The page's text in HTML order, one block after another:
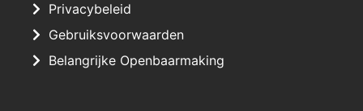
Privacybeleid
Gebruiksvoorwaarden
Belangrijke Openbaarmaking